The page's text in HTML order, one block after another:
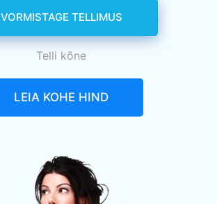
VORMISTAGE TELLIMUS
Telli kõne
LEIA KOHE HIND